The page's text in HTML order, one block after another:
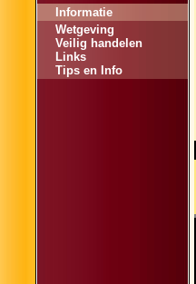
Informatie
Wetgeving
Veilig handelen
Links
Tips en Info